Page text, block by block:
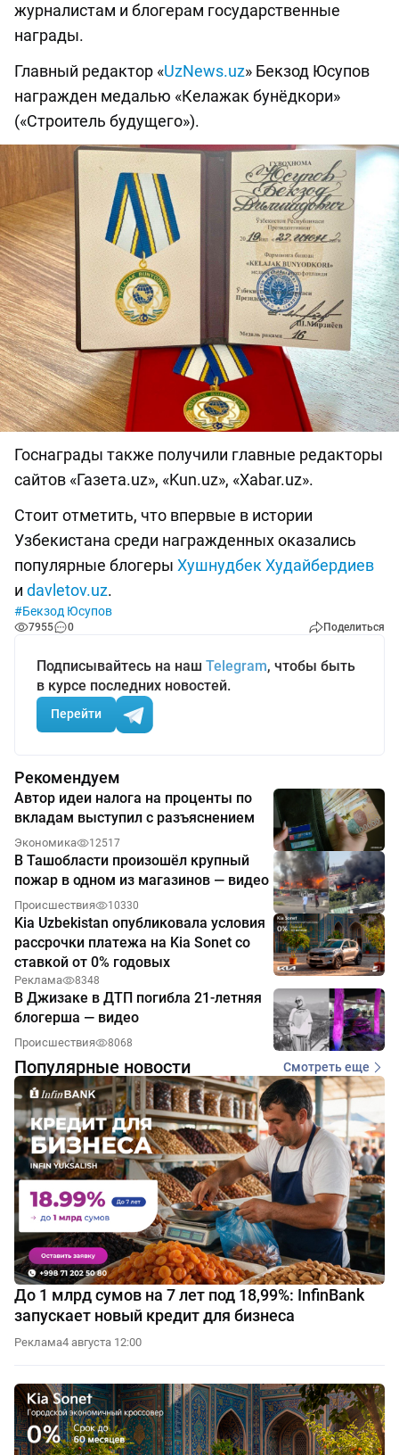
журналистам и блогерам государственные
награды.
Главный редактор «UzNews.uz» Бекзод Юсупов
награжден медалью «Келажак бунёдкори»
(«Строитель будущего»).
Госнаграды также получили главные редакторы
сайтов «Газета.uz», «Kun.uz», «Xabar.uz».
Стоит отметить, что впервые в истории
Узбекистана среди награжденных оказались
популярные блогеры Хушнудбек Худайбердиев
и davletov.uz.
#Бекзод Юсупов
7955 0 Поделиться
Подписывайтесь на наш Telegram, чтобы быть
в курсе последних новостей.
Перейти
Рекомендуем
Автор идеи налога на проценты по
вкладам выступил с разъяснением
Экономика 12517
В Ташобласти произошёл крупный
пожар в одном из магазинов — видео
Происшествия 10330
Kia Uzbekistan опубликовала условия
рассрочки платежа на Kia Sonet со
ставкой от 0% годовых
Реклама 8348
В Джизаке в ДТП погибла 21-летняя
блогерша — видео
Происшествия 8068
Популярные новости Смотреть еще
До 1 млрд сумов на 7 лет под 18,99%: InfinBank
запускает новый кредит для бизнеса
Реклама4 августа 12:00